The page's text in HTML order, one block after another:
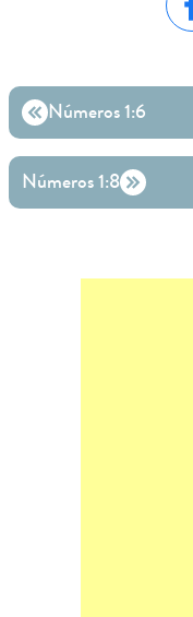
Números 1:6
Números 1:8